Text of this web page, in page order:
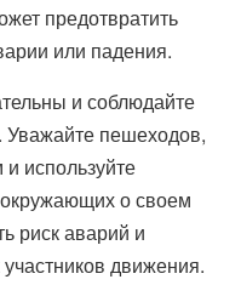
предотвратить
или падения.
и соблюдайте
пешеходов,
используйте
о своем
риск аварий и
движения.